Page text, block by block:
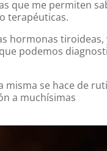
que me permiten
terapéuticas.
hormonas tiroideas,
podemos
misma se hace de
a muchísimas